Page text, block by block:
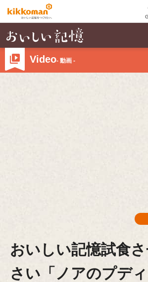
Video- 動画 -
おいしい記憶試食
さい「ノアのプディ